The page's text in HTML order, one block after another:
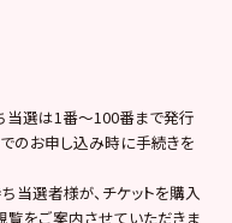
当選は1番～100番まで発行
のお申し込み時に手続きを
選者様が、チケットを購入
覧をご案内させていただきま